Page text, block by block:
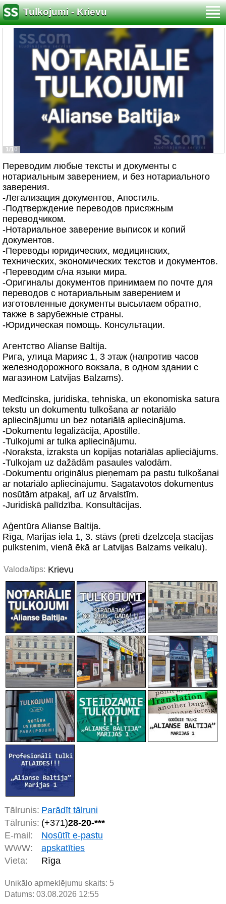
Tulkojumi - Krievu
1/10
Переводим любые тексты и документы с
нотариальным заверением, и без нотариального
заверения.
-Легализация документов, Aпостиль.
-Подтверждение переводов присяжным
переводчиком.
-Нотариальное заверение выписок и копий
документов.
-Переводы юридических, медицинских,
технических, экономических текстов и документов.
-Переводим с/на языки мира.
-Оригиналы документов принимаем по почте для
переводов с нотариальным заверением и
изготовленные документы высылаем обратно,
также в зарубежные страны.
-Юридическая помощь. Консультации.
Агентство Alianse Baltija.
Рига, улица Марияс 1, 3 этаж (напротив часов
железнодорожного вокзала, в одном здании с
магазином Latvijas Balzams).
Medīcinska, juridiska, tehniska, un ekonomiska satura
tekstu un dokumentu tulkošana ar notariālo
apliecinājumu un bez notariālā apliecinājuma.
-Dokumentu legalizācija, Apostille.
-Tulkojumi ar tulka apliecinājumu.
-Noraksta, izraksta un kopijas notariālas aplieciājums.
-Tulkojam uz dažādām pasaules valodām.
-Dokumentu originālus pieņemam pa pastu tulkošanai
ar notariālo apliecinājumu. Sagatavotos dokumentus
nosūtām atpakaļ, arī uz ārvalstīm.
-Juridiskā palīdzība. Konsultācijas.
Aģentūra Alianse Baltija.
Rīga, Marijas iela 1, 3. stāvs (pretī dzelzceļa stacijas
pulkstenim, vienā ēkā ar Latvijas Balzams veikalu).
Valoda/tips: Krievu
Tālrunis: Parādīt tālruni
Tālrunis: (+371)28-20-***
E-mail:
Nosūtīt e-pastu
WWW:
apskatīties
Vieta:
Rīga
Unikālo apmeklējumu skaits: 5
Datums: 03.08.2026 12:55